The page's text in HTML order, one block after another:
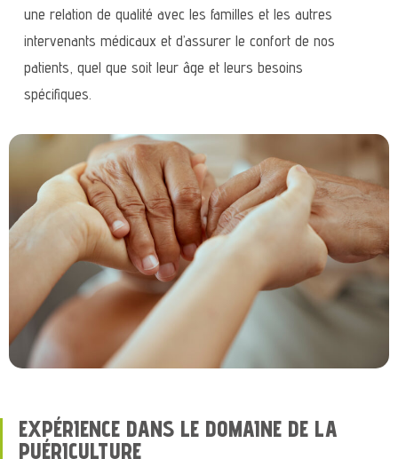
une relation de qualité avec les familles et les autres
intervenants médicaux et d’assurer le confort de nos
patients, quel que soit leur âge et leurs besoins
spécifiques.
EXPÉRIENCE DANS LE DOMAINE DE LA
PUÉRICULTURE